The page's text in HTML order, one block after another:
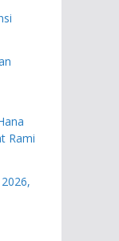
Rami